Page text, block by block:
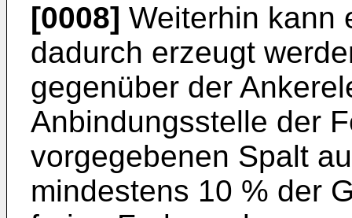
[0008] Weiterhin kann
dadurch erzeugt
gegenüber der
Anbindungsstelle der
vorgegebenen Spalt
mindestens 10 % der